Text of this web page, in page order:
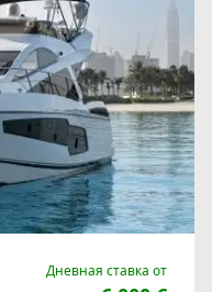
Дневная ставка от